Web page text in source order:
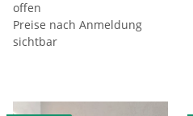
offen
Preise nach Anmeldung
sichtbar